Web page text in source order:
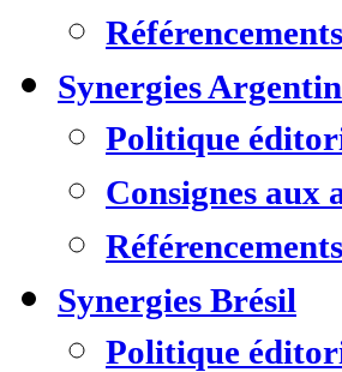
Synergies
Politique
Consignes aux
Synergies Brésil
Politique